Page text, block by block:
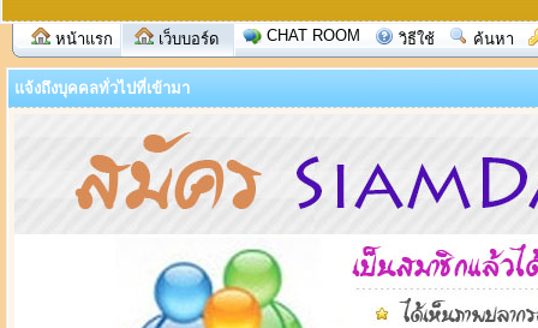
หน้าแรก เว็บบอร์ด CHAT ROOM วิธีใช้ ค้นหา
แจ้งถึงบุคคลทั่วไปที่เข้ามา